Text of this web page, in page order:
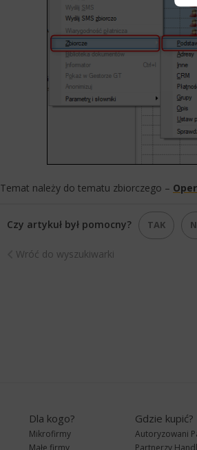
Temat należy do tematu zbiorczego –
Czy artykuł był pomocny? TAK
Wróć do wyszukiwarki
Dla kogo?
Mikrofirmy
Małe firmy
Gdzie kupić?
Autoryzowani
Partnerzy